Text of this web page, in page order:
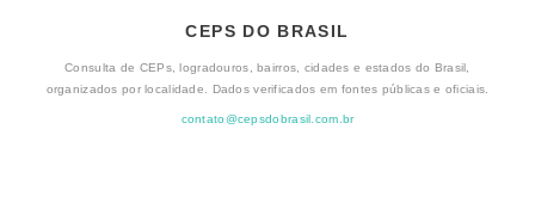
CEPS DO BRASIL
Consulta de CEPs, logradouros, bairros, cidades e estados do Brasil,
organizados por localidade. Dados verificados em fontes públicas e oficiais.
contato@cepsdobrasil.com.br